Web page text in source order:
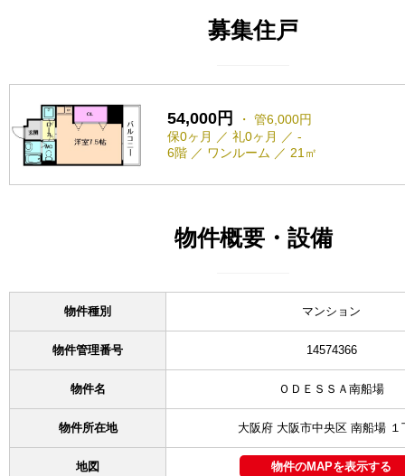
募集住戸
54,000円
・ 管6,000円
保0ヶ月 ／ 礼0ヶ月 ／ -
6階 ／ ワンルーム ／ 21㎡
物件概要・設備
物件種別 マンション
物件管理番号 14574366
物件名 ＯＤＥＳＳＡ南船場
物件所在地 大阪府 大阪市中央区 南船場 １
地図 物件のMAPを表示する